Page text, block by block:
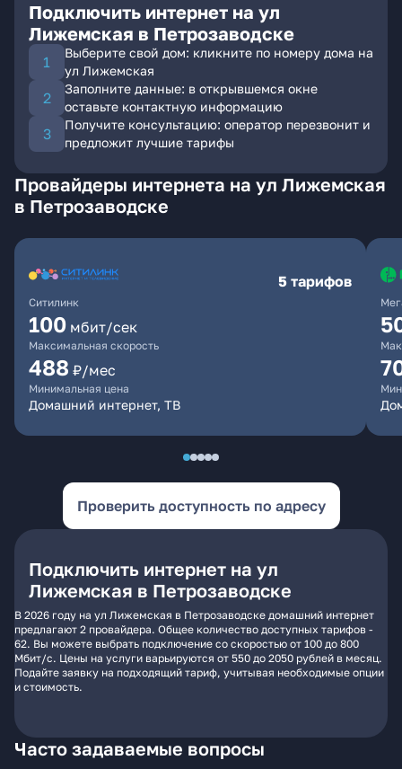
Подключить интернет на ул
Лижемская в Петрозаводске
Выберите свой дом: кликните по номеру дома на
ул Лижемская
Заполните данные: в открывшемся окне
оставьте контактную информацию
Получите консультацию: оператор перезвонит и
предложит лучшие тарифы
Провайдеры интернета на ул Лижемская
в Петрозаводске
Ситилинк
5 тарифов
100 мбит/сек
Максимальная скорость
488 ₽/мес
Минимальная цена
Домашний интернет, ТВ
Проверить доступность по адресу
Подключить интернет на ул
Лижемская в Петрозаводске
В 2026 году на ул Лижемская в Петрозаводске домашний интернет
предлагают 2 провайдера. Общее количество доступных тарифов -
62. Вы можете выбрать подключение со скоростью от 100 до 800
Мбит/с. Цены на услуги варьируются от 550 до 2050 рублей в месяц.
Подайте заявку на подходящий тариф, учитывая необходимые опции
и стоимость.
Часто задаваемые вопросы